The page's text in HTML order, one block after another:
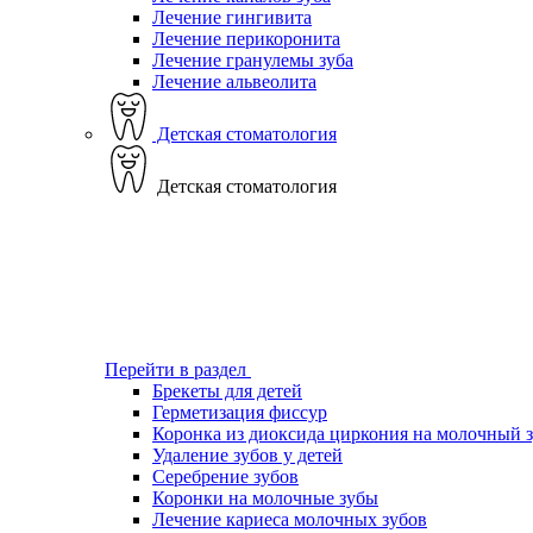
Лечение гингивита
Лечение перикоронита
Лечение гранулемы зуба
Лечение альвеолита
Детская стоматология
Детская стоматология
Перейти в раздел
Брекеты для детей
Герметизация фиссур
Коронка из диоксида циркония на молочный
Удаление зубов у детей
Серебрение зубов
Коронки на молочные зубы
Лечение кариеса молочных зубов